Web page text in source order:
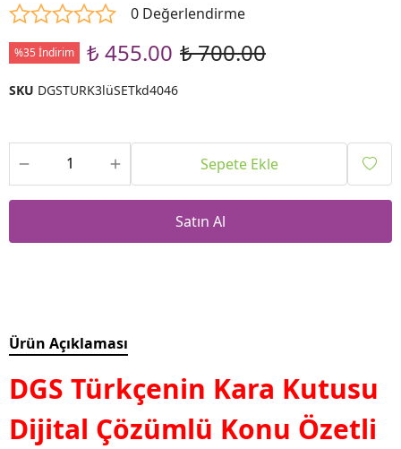
0 Değerlendirme
%35 İndirim ₺ 455.00 ₺ 700.00
SKU DGSTURK3lüSETkd4046
Sepete Ekle
Satın Al
Ürün Açıklaması
DGS Türkçenin Kara Kutusu
Dijital Çözümlü Konu Özetli